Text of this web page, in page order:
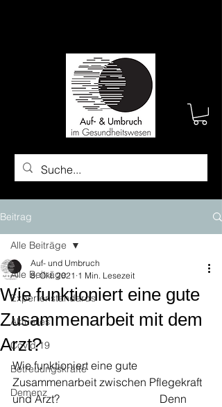
Beitrag
Alle Beiträge
Expertenstandards
Aktuelles
Covid 19
Betreuungskräfte
Demenz
Alle Beiträge
Wie funktioniert eine gute
Zusammenarbeit mit dem
Arzt?
Auf- und Umbruch
8. Okt. 2021 1 Min. Lesezeit
Wie funktioniert eine gute
Zusammenarbeit zwischen Pflegekraft
und Arzt?                                    Denn